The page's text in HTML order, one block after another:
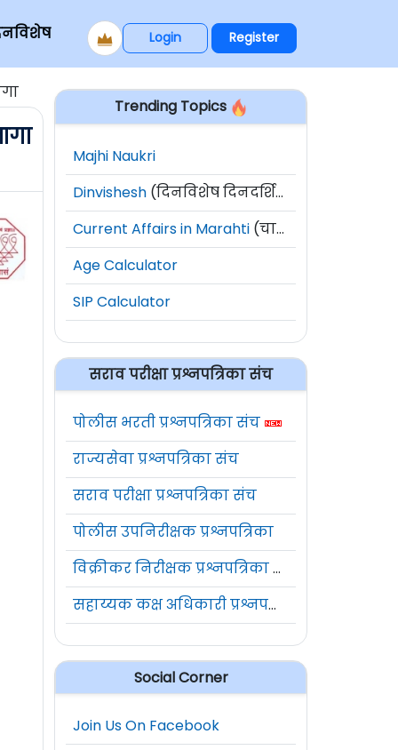
Login Register
Trending Topics
Majhi Naukri
Dinvishesh (दिनविशेष दिनदर्शिका)
Current Affairs in Marahti (चालू घडामोडी)
Age Calculator
SIP Calculator
सराव परीक्षा प्रश्नपत्रिका संच
पोलीस भरती प्रश्नपत्रिका संच
राज्यसेवा प्रश्नपत्रिका संच
सराव परीक्षा प्रश्नपत्रिका संच
पोलीस उपनिरीक्षक प्रश्नपत्रिका
विक्रीकर निरीक्षक प्रश्नपत्रिका संच
सहाय्यक कक्ष अधिकारी प्रश्नपत्रिका संच
Social Corner
Join Us On Facebook